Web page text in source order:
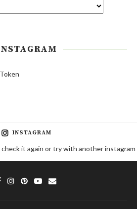
INSTAGRAM
check it again or try with another instagram